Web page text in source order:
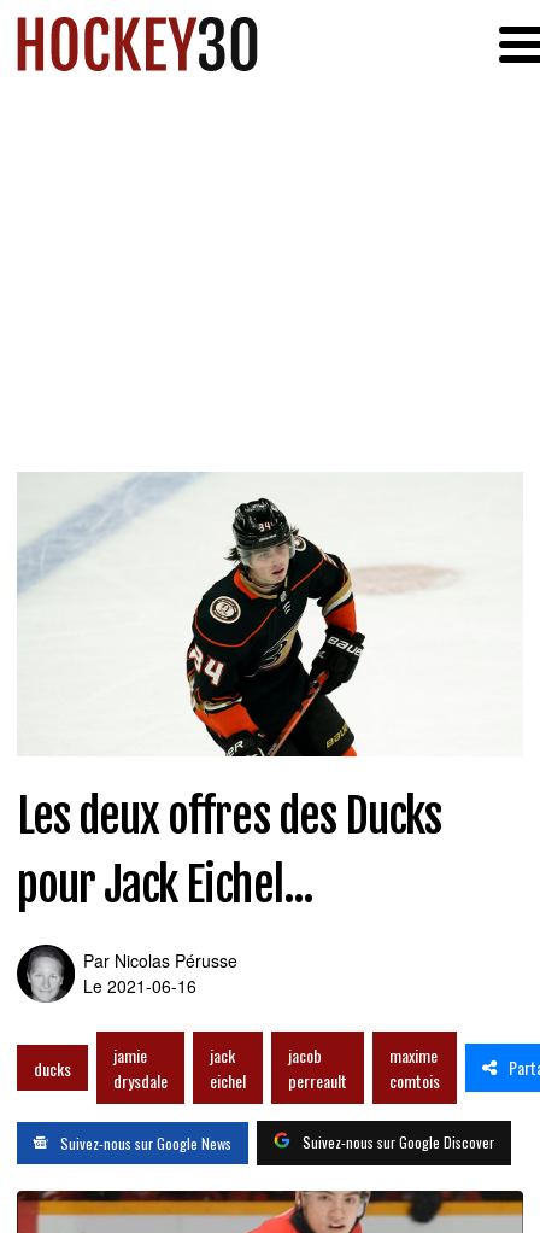
Les deux offres des Ducks
pour Jack Eichel...
Par Nicolas Pérusse
Le 2021-06-16
ducks
jamie
drysdale
jack
eichel
jacob
perreault
maxime
comtois
Suivez-nous sur Google News Suivez-nous sur Google Discover